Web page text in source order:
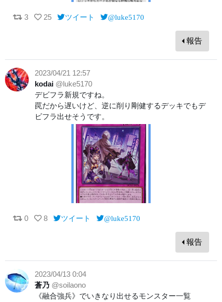
3 25 ツイート @luke5170
報告
2023/04/21 12:57
kodai @luke5170
デビフラ新規ですね。
罠だから遅いけど、逆に削り剛健するデッキでもデ
ビフラ出せそうです。
0 8 ツイート @luke5170
報告
2023/04/13 0:04
蒼乃 @soilaono
《融合強兵》でいきなり出せるモンスター一覧